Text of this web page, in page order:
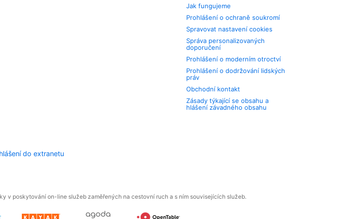
Jak fungujeme
Prohlášení o ochraně soukromí
Spravovat nastavení cookies
Správa personalizovaných
doporučení
Prohlášení o moderním otroctví
Prohlášení o dodržování lidských
práv
Obchodní kontakt
Zásady týkající se obsahu a
hlášení závadného obsahu
do extranetu
v poskytování on-line služeb zaměřených na cestovní ruch a s ním souvisejících služeb.